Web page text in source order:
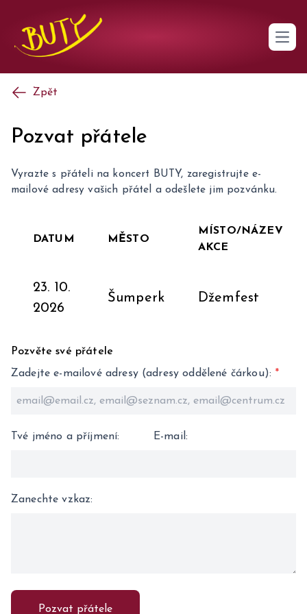
Open
Zpět
Pozvat přátele
Vyrazte s přáteli na koncert BUTY, zaregistrujte e-
mailové adresy vašich přátel a odešlete jim pozvánku.
DATUM MĚSTO
MÍSTO/NÁZEV
AKCE
23. 10.
2026
Šumperk Džemfest
Pozvěte své přátele
Zadejte e-mailové adresy (adresy oddělené čárkou): *
Tvé jméno a příjmení: E-mail :
Zanechte vzkaz:
Pozvat přátele